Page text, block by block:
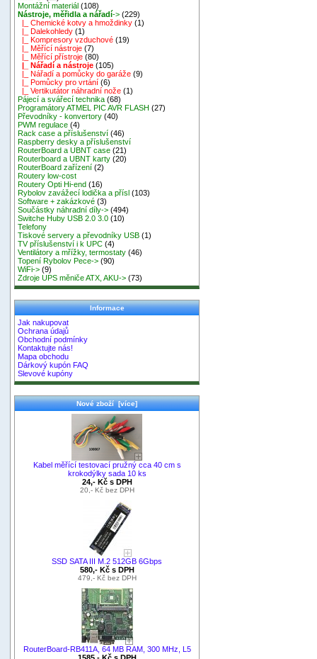
Montážní materiál (108)
Nástroje, měřidla a nářadí-> (229)
|_ Chemické kotvy a hmoždinky (1)
|_ Dalekohledy (1)
|_ Kompresory vzduchové (19)
|_ Měřící nástroje (7)
|_ Měřící přístroje (80)
|_ Nářadí a nástroje (105)
|_ Nářadí a pomůcky do garáže (9)
|_ Pomůcky pro vrtání (6)
|_ Vertikutátor náhradní nože (1)
Pájecí a svářecí technika (68)
Programátory ATMEL PIC AVR FLASH (27)
Převodníky - konvertory (40)
PWM regulace (4)
Rack case a příslušenství (46)
Raspberry desky a příslušenství
RouterBoard a UBNT case (21)
Routerboard a UBNT karty (20)
RouterBoard zařízení (2)
Routery low-cost
Routery Opti Hi-end (16)
Rybolov zavážecí lodička a přísl (103)
Software + zakázkové (3)
Součástky náhradní díly-> (494)
Switche Huby USB 2.0 3.0 (10)
Telefony
Tiskové servery a převodníky USB (1)
TV příslušenství i k UPC (4)
Ventilátory a mřížky, termostaty (46)
Topení Rybolov Pece-> (90)
WiFi-> (9)
Zdroje UPS měniče ATX, AKU-> (73)
Informace
Jak nakupovat
Ochrana údajů
Obchodní podmínky
Kontaktujte nás!
Mapa obchodu
Dárkový kupón FAQ
Slevové kupóny
Nové zboží [více]
Kabel měřící testovací pružný cca 40 cm s
krokodýlky sada 10 ks
24,- Kč s DPH
20,- Kč bez DPH
SSD SATA III M.2 512GB 6Gbps
580,- Kč s DPH
479,- Kč bez DPH
RouterBoard-RB411A, 64 MB RAM, 300 MHz, L5
1585,- Kč s DPH